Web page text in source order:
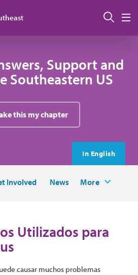
Support and
Southeastern US
this my chapter
In English
Involved News More
Utilizados para
causar muchos problemas